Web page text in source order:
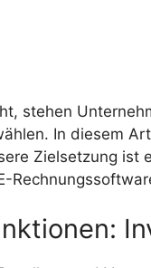
stehen
In diesem
Zielsetzung ist